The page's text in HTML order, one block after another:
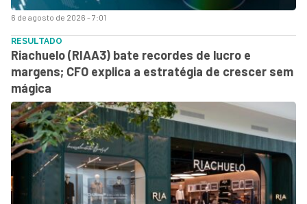
6 de agosto de 2026 - 7:01
RESULTADO
Riachuelo (RIAA3) bate recordes de lucro e
margens; CFO explica a estratégia de crescer sem
mágica